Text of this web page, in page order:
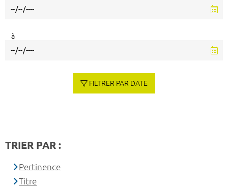
à
FILTRER PAR DATE
TRIER PAR :
Pertinence
Titre